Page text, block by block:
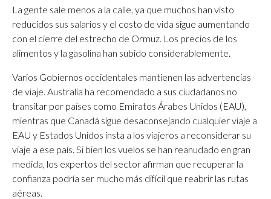
La gente sale menos a la calle, ya que muchos han visto
reducidos sus salarios y el costo de vida sigue aumentando
con el cierre del estrecho de Ormuz. Los precios de los
alimentos y la gasolina han subido considerablemente.
Varios Gobiernos occidentales mantienen las advertencias
de viaje. Australia ha recomendado a sus ciudadanos no
transitar por países como Emiratos Árabes Unidos (EAU),
mientras que Canadá sigue desaconsejando cualquier viaje a
EAU y Estados Unidos insta a los viajeros a reconsiderar su
viaje a ese país. Si bien los vuelos se han reanudado en gran
medida, los expertos del sector afirman que recuperar la
confianza podría ser mucho más difícil que reabrir las rutas
aéreas.